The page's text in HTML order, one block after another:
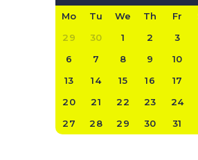
Mo Tu We Th Fr
29
30 1 2 3
6
7 8 9 10
13
14 15 16 17
20
21 22 23 24
27
28 29 30 31